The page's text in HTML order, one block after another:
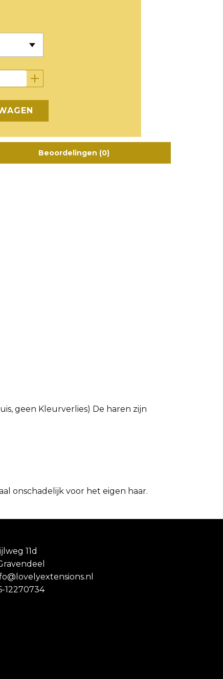
Beoordelingen (0)
geen Kleurverlies) De haren zijn
onschadelijk voor het eigen haar.
11d
12270734